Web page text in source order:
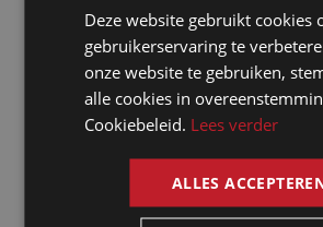
Doe
een
Deze website gebruikt cookies
gebruikerservaring te
onze website te gebruiken,
alle cookies in
Cookiebeleid. Lees verder
ALLES